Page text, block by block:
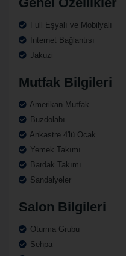
Full Eşyalı ve Mobilyalı
İnternet Bağlantısı
Jakuzi
Mutfak Bilgileri
Amerikan Mutfak
Buzdolabı
Ankastre 4'lü Ocak
Yemek Takımı
Bardak Takımı
Sandalyeler
Salon Bilgileri
Oturma Grubu
Sehpa